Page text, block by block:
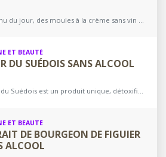
DU SUÉDOIS SANS ALCOOL
ET BEAUTÉ
DE BOURGEON DE FIGUIER
ALCOOL
ET BEAUTÉ